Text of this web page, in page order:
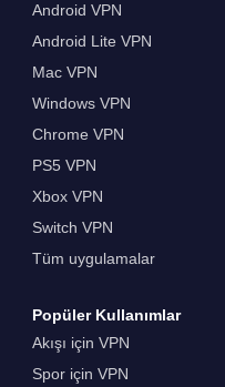
Android VPN
Android Lite VPN
Mac VPN
Windows VPN
Chrome VPN
PS5 VPN
Xbox VPN
Switch VPN
Tüm uygulamalar
Popüler Kullanımlar
Akışı için VPN
Spor için VPN